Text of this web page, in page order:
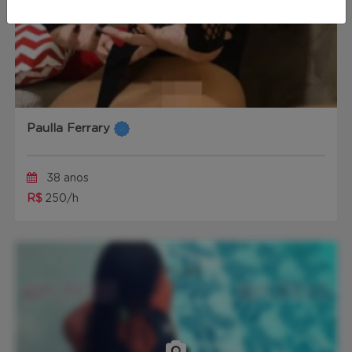
Paulla Ferrary
38 anos
R$ 250/h